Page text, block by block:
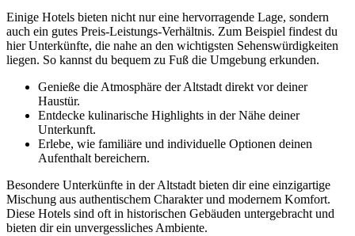
Einige Hotels bieten nicht nur eine hervorragende Lage, sondern
auch ein gutes Preis-Leistungs-Verhältnis. Zum Beispiel findest du
hier Unterkünfte, die nahe an den wichtigsten Sehenswürdigkeiten
liegen. So kannst du bequem zu Fuß die Umgebung erkunden.
Genieße die Atmosphäre der Altstadt direkt vor deiner
Haustür.
Entdecke kulinarische Highlights in der Nähe deiner
Unterkunft.
Erlebe, wie familiäre und individuelle Optionen deinen
Aufenthalt bereichern.
Besondere Unterkünfte in der Altstadt bieten dir eine einzigartige
Mischung aus authentischem Charakter und modernem Komfort.
Diese Hotels sind oft in historischen Gebäuden untergebracht und
bieten dir ein unvergessliches Ambiente.